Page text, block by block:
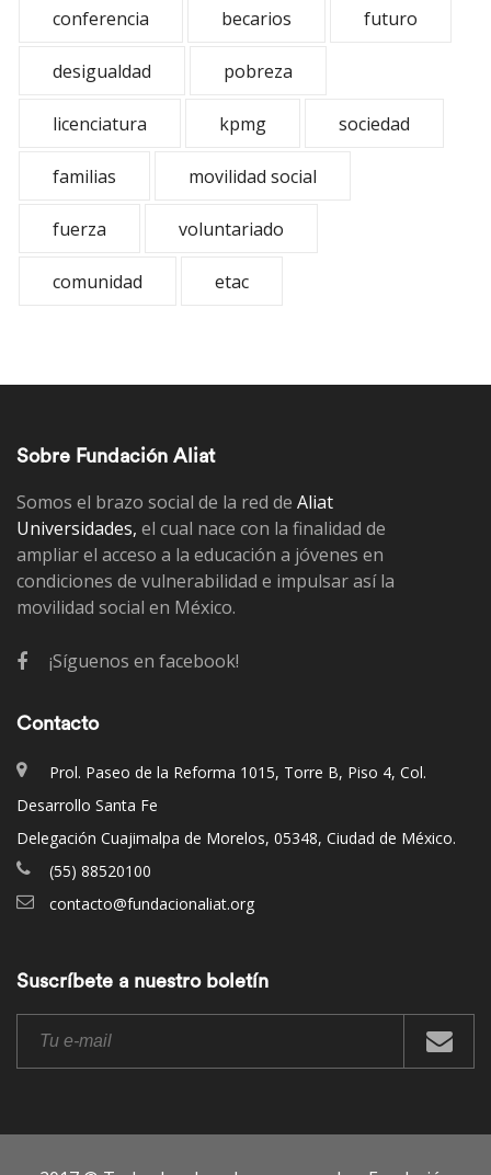
conferencia becarios futuro
desigualdad pobreza
licenciatura kpmg sociedad
familias movilidad social
fuerza voluntariado
comunidad etac
Sobre Fundación Aliat
Somos el brazo social de la red de Aliat
Universidades, el cual nace con la finalidad de
ampliar el acceso a la educación a jóvenes en
condiciones de vulnerabilidad e impulsar así la
movilidad social en México.
¡Síguenos en facebook!
Contacto
Prol. Paseo de la Reforma 1015, Torre B, Piso 4, Col.
Desarrollo Santa Fe
Delegación Cuajimalpa de Morelos, 05348, Ciudad de México.
(55) 88520100
contacto@fundacionaliat.org
Suscríbete a nuestro boletín